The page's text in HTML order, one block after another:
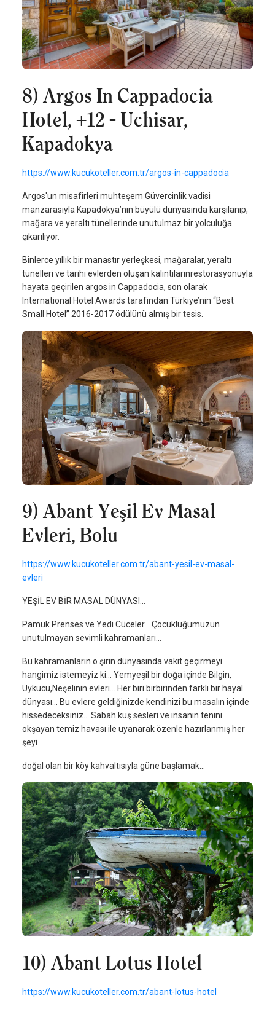
8) Argos In Cappadocia
Hotel, +12 - Uchisar,
Kapadokya
https://www.kucukoteller.com.tr/argos-in-cappadocia
Argos'un misafirleri muhteşem Güvercinlik vadisi
manzarasıyla Kapadokya’nın büyülü dünyasında karşılanıp,
mağara ve yeraltı tünellerinde unutulmaz bir yolculuğa
çıkarılıyor.
Binlerce yıllık bir manastır yerleşkesi, mağaralar, yeraltı
tünelleri ve tarihi evlerden oluşan kalıntılarınrestorasyonuyla
hayata geçirilen argos in Cappadocia, son olarak
International Hotel Awards tarafindan Türkiye’nin “Best
Small Hotel” 2016-2017 ödülünü almış bir tesis.
9) Abant Yeşil Ev Masal
Evleri, Bolu
https://www.kucukoteller.com.tr/abant-yesil-ev-masal-
evleri
YEŞİL EV BİR MASAL DÜNYASI...
Pamuk Prenses ve Yedi Cüceler… Çocukluğumuzun
unutulmayan sevimli kahramanları…
Bu kahramanların o şirin dünyasında vakit geçirmeyi
hangimiz istemeyiz ki… Yemyeşil bir doğa içinde Bilgin,
Uykucu,Neşelinin evleri… Her biri birbirinden farklı bir hayal
dünyası... Bu evlere geldiğinizde kendinizi bu masalın içinde
hissedeceksiniz… Sabah kuş sesleri ve insanın tenini
okşayan temiz havası ile uyanarak özenle hazırlanmış her
şeyi
doğal olan bir köy kahvaltısıyla güne başlamak…
10) Abant Lotus Hotel
https://www.kucukoteller.com.tr/abant-lotus-hotel